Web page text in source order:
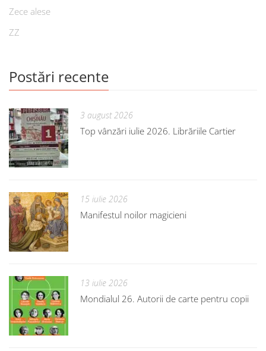
Zece alese
ZZ
Postări recente
3 august 2026
Top vânzări iulie 2026. Librăriile Cartier
15 iulie 2026
Manifestul noilor magicieni
13 iulie 2026
Mondialul 26. Autorii de carte pentru copii